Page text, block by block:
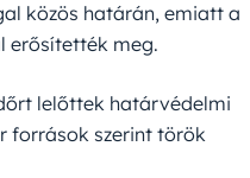
közös határán, emiatt a
erősítették meg.
lelőttek határvédelmi
források szerint török